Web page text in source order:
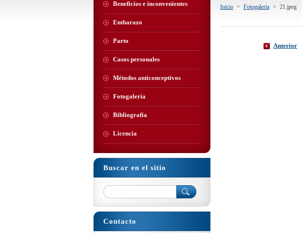
Inicio > Fotogalería > 21.jpeg
Anterior
Beneficios e inconvenientes
Embarazo
Parto
Casos personales
Métodos anticonceptivos
Fotogalería
Bibliografía
Licencia
Buscar en el sitio
Contacto